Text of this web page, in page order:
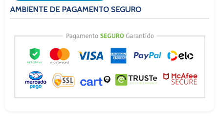
AMBIENTE DE PAGAMENTO SEGURO